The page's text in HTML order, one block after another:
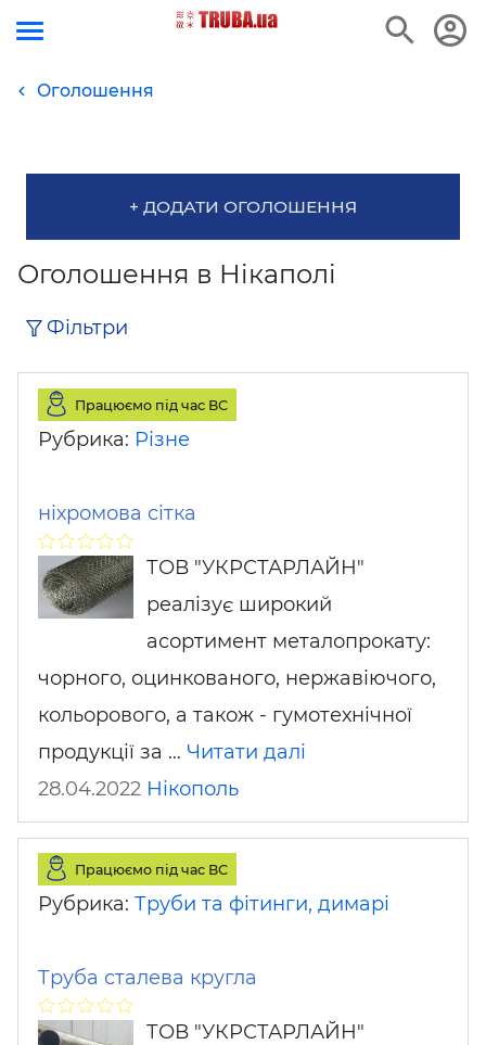
Оголошення
+ ДОДАТИ ОГОЛОШЕННЯ
Оголошення в Нікаполі
Фільтри
Працюємо під час ВС
Рубрика: Різне
ніхромова сітка
ТОВ "УКРСТАРЛАЙН"
реалізує широкий
асортимент металопрокату:
чорного, оцинкованого, нержавіючого,
кольорового, а також - гумотехнічної
продукції за … Читати далі
28.04.2022 Нікополь
Працюємо під час ВС
Рубрика: Труби та фітинги, димарі
Труба сталева кругла
ТОВ "УКРСТАРЛАЙН"